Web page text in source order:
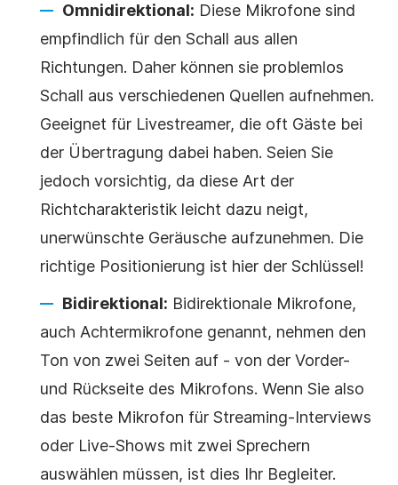
Omnidirektional: Diese Mikrofone sind
empfindlich für den Schall aus allen
Richtungen. Daher können sie problemlos
Schall aus verschiedenen Quellen aufnehmen.
Geeignet für Livestreamer, die oft Gäste bei
der Übertragung dabei haben. Seien Sie
jedoch vorsichtig, da diese Art der
Richtcharakteristik leicht dazu neigt,
unerwünschte Geräusche aufzunehmen. Die
richtige Positionierung ist hier der Schlüssel!
Bidirektional: Bidirektionale Mikrofone,
auch Achtermikrofone genannt, nehmen den
Ton von zwei Seiten auf - von der Vorder-
und Rückseite des Mikrofons. Wenn Sie also
das beste Mikrofon für Streaming-Interviews
oder Live-Shows mit zwei Sprechern
auswählen müssen, ist dies Ihr Begleiter.